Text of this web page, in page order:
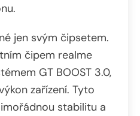
jen svým čipsetem.
čipem realme
GT BOOST 3.0,
zařízení. Tyto
stabilitu a